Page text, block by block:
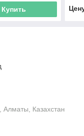
Купить
Алматы, Казахстан